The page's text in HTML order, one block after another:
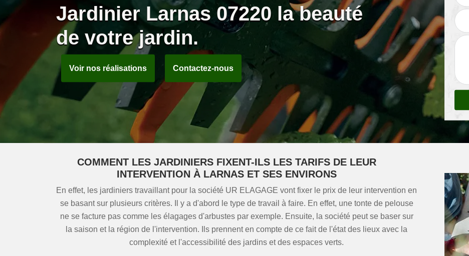
Jardinier Larnas 07220 la beauté
de votre jardin.
Voir nos réalisations Contactez-nous
COMMENT LES JARDINIERS FIXENT-ILS LES TARIFS DE LEUR
INTERVENTION À LARNAS ET SES ENVIRONS
En effet, les jardiniers travaillant pour la société UR ELAGAGE vont fixer le prix de leur intervention en
se basant sur plusieurs critères. Il y a d'abord le type de travail à faire. En effet, une tonte de pelouse
ne se facture pas comme les élagages d'arbustes par exemple. Ensuite, la société peut se baser sur
la saison et la région de l'intervention. Ils prennent en compte de ce fait de l'état des lieux avec la
complexité et l'accessibilité des jardins et des espaces verts.